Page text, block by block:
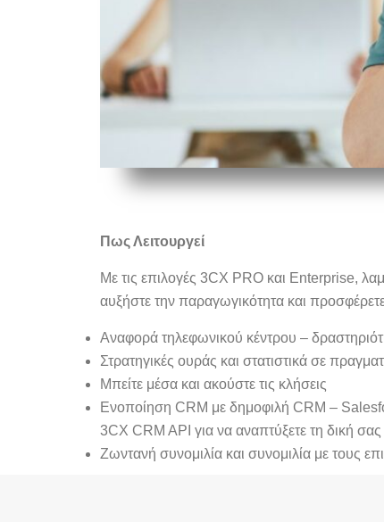
Πως Λειτουργεί
Με τις επιλογές 3CX PRO και Enterprise,
αυξήστε την παραγωγικότητα και
Αναφορά τηλεφωνικού κέντρου –
Στρατηγικές ουράς και στατιστικά σε
Μπείτε μέσα και ακούστε τις κλήσεις
Ενοποίηση CRM με δημοφιλή CRM –
3CX CRM API για να αναπτύξετε τη δική
Ζωντανή συνομιλία και συνομιλία με τους